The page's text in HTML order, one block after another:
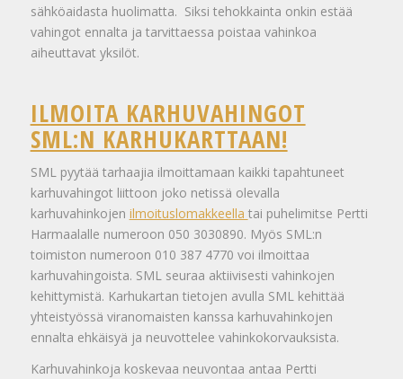
sähköaidasta huolimatta. Siksi tehokkainta onkin estää
vahingot ennalta ja tarvittaessa poistaa vahinkoa
aiheuttavat yksilöt.
ILMOITA KARHUVAHINGOT
SML:N KARHUKARTTAAN!
SML pyytää tarhaajia ilmoittamaan kaikki tapahtuneet
karhuvahingot liittoon joko netissä olevalla
karhuvahinkojen ilmoituslomakkeella tai puhelimitse Pertti
Harmaalalle numeroon 050 3030890. Myös SML:n
toimiston numeroon 010 387 4770 voi ilmoittaa
karhuvahingoista. SML seuraa aktiivisesti vahinkojen
kehittymistä. Karhukartan tietojen avulla SML kehittää
yhteistyössä viranomaisten kanssa karhuvahinkojen
ennalta ehkäisyä ja neuvottelee vahinkokorvauksista.
Karhuvahinkoja koskevaa neuvontaa antaa Pertti